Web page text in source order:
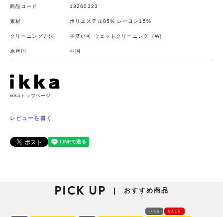
商品コード 13260323
素材 ポリエステル85% レーヨン15%
クリーニング方法 手洗い可 ウェットクリーニング（W)
原産国 中国
ikkaトップページ
レビューを書く
PICK UP | おすすめ商品
ikka SALE